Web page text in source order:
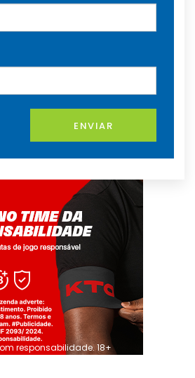
ENVIAR
responsabilidade. 18+